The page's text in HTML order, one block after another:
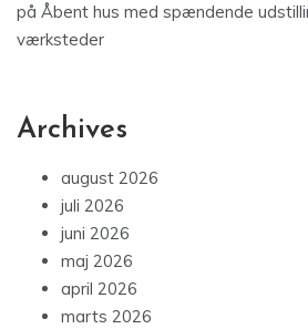
på Åbent hus med spændende
værksteder
Archives
august 2026
juli 2026
juni 2026
maj 2026
april 2026
marts 2026